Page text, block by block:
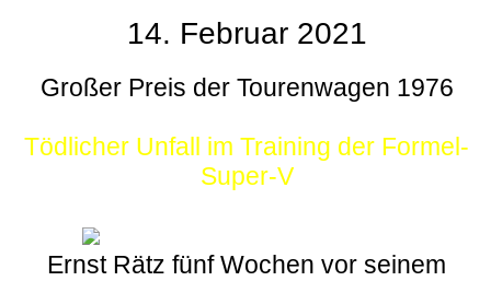
14. Februar 2021
Großer Preis der Tourenwagen 1976
Tödlicher Unfall im Training der Formel-
Super-V
Ernst Rätz fünf Wochen vor seinem